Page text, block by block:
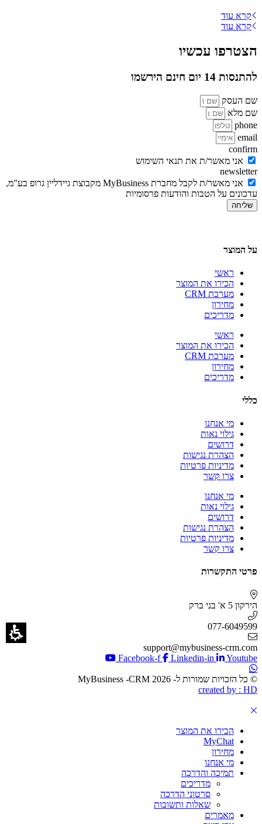
קרא עוד
קרא עוד
הצטרפו עכשיו
להתנסות 14 יום חינם הירשמו
שם העסק
שם מלא
phone
email
confirm
אני מאשר/ת את תנאי השימוש
newsletter
אני מאשר/ת לקבל מחברת MyBusiness מקבוצת גיידליין גרופ בע"מ,
עדכונים על הטבות והודעות פרסומיות
שליחה
על המוצר
ראשי
הכירו את המוצר
מערכת CRM
מחירון
מדריכים
ראשי
הכירו את המוצר
מערכת CRM
מחירון
מדריכים
כללי
מי אנחנו
גילוי נאות
דרושים
הצהרת נגישות
מדיניות פרטיות
צרו קשר
מי אנחנו
גילוי נאות
דרושים
הצהרת נגישות
מדיניות פרטיות
צרו קשר
פרטי התקשרות
הירקון 5 א' בני ברק
077-6049599
support@mybusiness-crm.com
Facebook-f
Linkedin-in Youtube
© כל הזכויות שמורות ל- 2026 MyBusiness -CRM
created by : HD
הכירו את המוצר
MyChat
מחירון
מי אנחנו
תמיכה והדרכה
מדריכים
סרטוני הדרכה
שאלות ותשובות
מאמרים